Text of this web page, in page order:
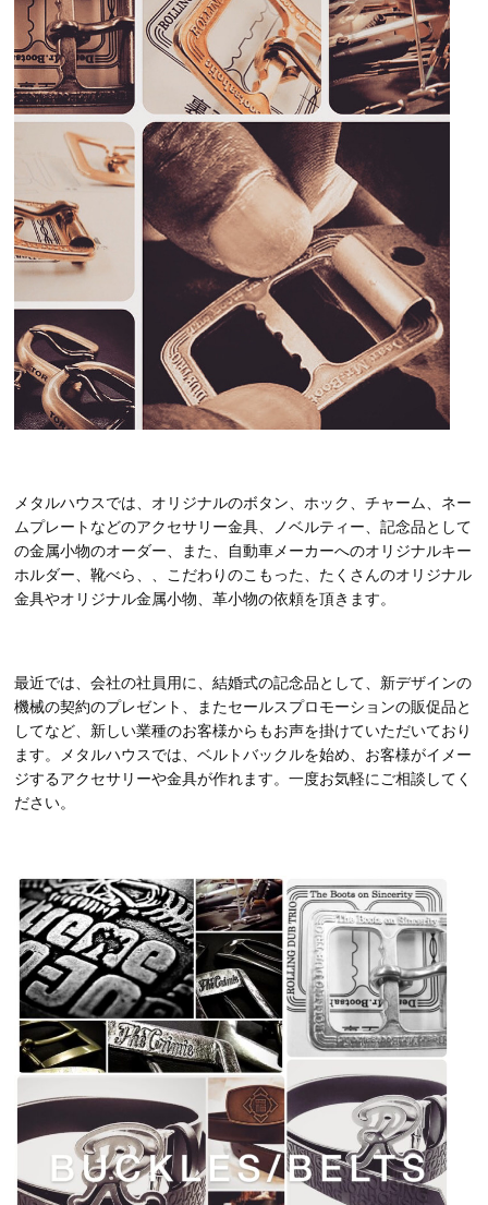
メタルハウスでは、オリジナルのボタン、ホック、チャーム、ネー
ムプレートなどのアクセサリー金具、ノベルティー、記念品として
の金属小物のオーダー、また、自動車メーカーへのオリジナルキー
ホルダー、靴べら、、こだわりのこもった、たくさんのオリジナル
金具やオリジナル金属小物、革小物の依頼を頂きます。
最近では、会社の社員用に、結婚式の記念品として、新デザインの
機械の契約のプレゼント、またセールスプロモーションの販促品と
してなど、新しい業種のお客様からもお声を掛けていただいており
ます。メタルハウスでは、ベルトバックルを始め、お客様がイメー
ジするアクセサリーや金具が作れます。一度お気軽にご相談してく
ださい。